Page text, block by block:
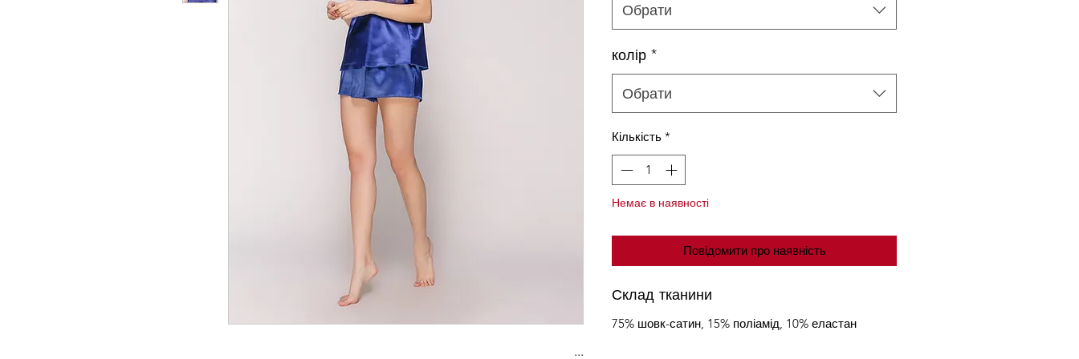
...
Обрати
колір *
Обрати
Кількість *
Немає в наявності
Повідомити про наявність
Склад тканини
75% шовк-сатин, 15% поліамід, 10% еластан